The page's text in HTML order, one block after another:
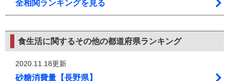
全相関ランキングを見る
食生活に関するその他の都道府県ランキング
2020.11.18更新
砂糖消費量【長野県】